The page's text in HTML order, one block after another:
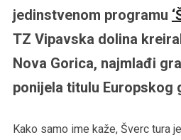
jedinstvenom programu
TZ Vipavska dolina
Nova Gorica, najmlađi
ponijela titulu Europskog
Kako samo ime kaže, Šverc tura